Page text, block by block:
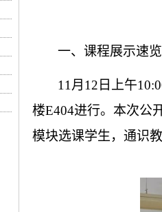
一、课程展示速览
11 月 12 日上午
楼E404进行。本次公
模块选课学生， 通识